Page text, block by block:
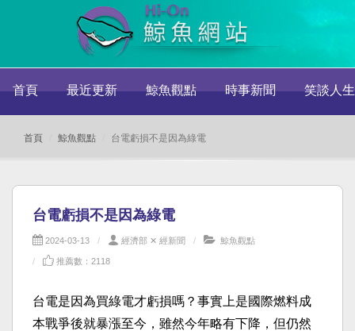
首頁 最近更新 鯨魚觀點 時事新聞 笑談人生
首頁 鯨魚觀點 台電虧損不是因為綠電
台電虧損不是因為綠電
2024-03-13 經濟部 ✕ 經新聞 鯨魚觀點
推薦數：2118
台電是因為買綠電才虧損嗎？事實上是國際燃料成
本戰爭後就暴漲至今，雖然今年略有下降，但仍然